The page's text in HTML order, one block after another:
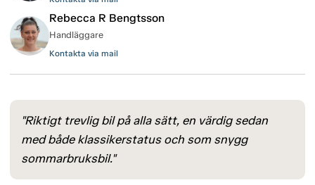
Rebecca R Bengtsson
Handläggare
Kontakta via mail
"Riktigt trevlig bil på alla sätt, en värdig sedan
med både klassikerstatus och som snygg
sommarbruksbil."